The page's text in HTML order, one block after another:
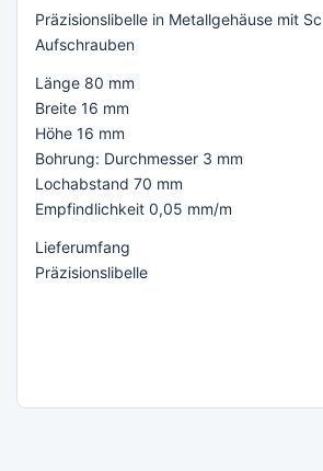
Präzisionslibelle in Metallgehäuse mit
Aufschrauben
Länge 80 mm
Breite 16 mm
Höhe 16 mm
Bohrung: Durchmesser 3 mm
Lochabstand 70 mm
Empfindlichkeit 0,05 mm/m
Lieferumfang
Präzisionslibelle